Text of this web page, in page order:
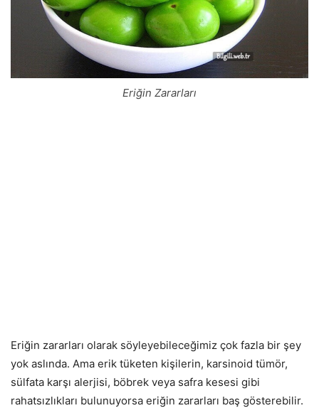
Eriğin Zararları
Eriğin zararları olarak söyleyebileceğimiz çok fazla bir şey
yok aslında. Ama erik tüketen kişilerin, karsinoid tümör,
sülfata karşı alerjisi, böbrek veya safra kesesi gibi
rahatsızlıkları bulunuyorsa eriğin zararları baş gösterebilir.